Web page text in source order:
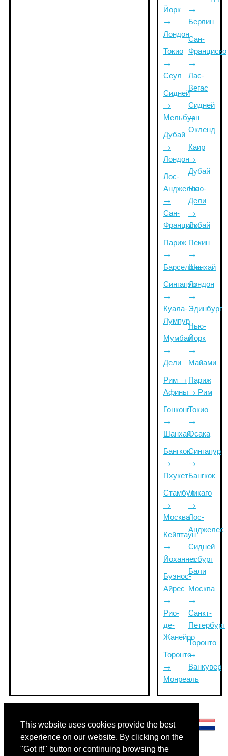
This website uses cookies provide the best
experience on our website. By clicking on the
"Got it!" button or continuing browsing the
Йорк
→
Лондон
Токио
→
Сеул
Сидней
→
Мельбурн
Дубай
→
Лондон
Лос-
Анджелес
→
Сан-
Франциско
Париж
→
Барселона
Сингапур
→
Куала-
Лумпур
Мумбаи
→
Дели
Рим →
Афины
Гонконг
→
Шанхай
Бангкок
→
Пхукет
Стамбул
→
Москва
Кейптаун
→
Йоханнесбург
Буэнос-
Айрес
→
Рио-
де-
Жанейро
Торонто
→
Монреаль
→
Берлин
Сан-
Франциско
→
Лас-
Вегас
Сидней
→
Окленд
Каир
→
Дубай
Нью-
Дели
→
Дубай
Пекин
→
Шанхай
Лондон
→
Эдинбург
Нью-
Йорк
→
Майами
Париж
→ Рим
Токио
→
Осака
Сингапур
→
Бангкок
Чикаго
→
Лос-
Анджелес
Сидней
→
Бали
Москва
→
Санкт-
Петербург
Торонто
→
Ванкувер